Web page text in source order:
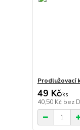
Prodlužovací
49 Kč/ks
40,50 Kč bez